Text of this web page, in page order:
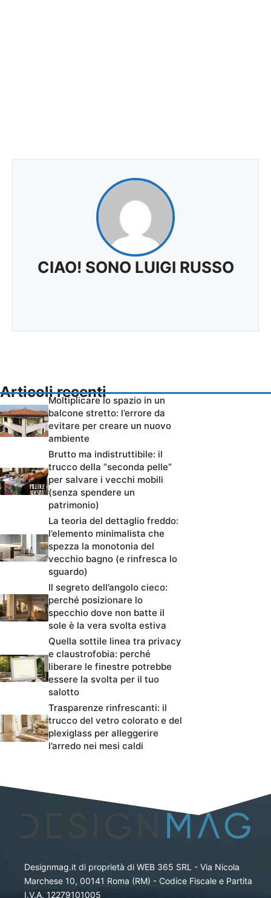
CIAO! SONO LUIGI RUSSO
Articoli recenti
Moltiplicare lo spazio in un
balcone stretto: l’errore da
evitare per creare un nuovo
ambiente
Brutto ma indistruttibile: il
trucco della “seconda pelle”
per salvare i vecchi mobili
(senza spendere un
patrimonio)
La teoria del dettaglio freddo:
l’elemento minimalista che
spezza la monotonia del
vecchio bagno (e rinfresca lo
sguardo)
Il segreto dell’angolo cieco:
perché posizionare lo
specchio dove non batte il
sole è la vera svolta estiva
Quella sottile linea tra privacy
e claustrofobia: perché
liberare le finestre potrebbe
essere la svolta per il tuo
salotto
Trasparenze rinfrescanti: il
trucco del vetro colorato e del
plexiglass per alleggerire
l’arredo nei mesi caldi
Designmag.it di proprietà di WEB 365 SRL - Via Nicola
Marchese 10, 00141 Roma (RM) - Codice Fiscale e Partita
I.V.A. 12279101005